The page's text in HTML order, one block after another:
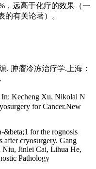
，远高于化疗的效果（一
的有关论著）。
. 肿瘤冷冻治疗学.上海：
In: Kecheng Xu, Nikolai N
for Cancer.New
for the rognosis
after cryosurgery. Gang
Jinlei Cai, Lihua He,
Pathology